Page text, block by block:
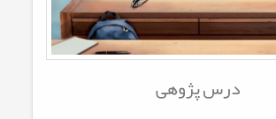
درس پژوهی